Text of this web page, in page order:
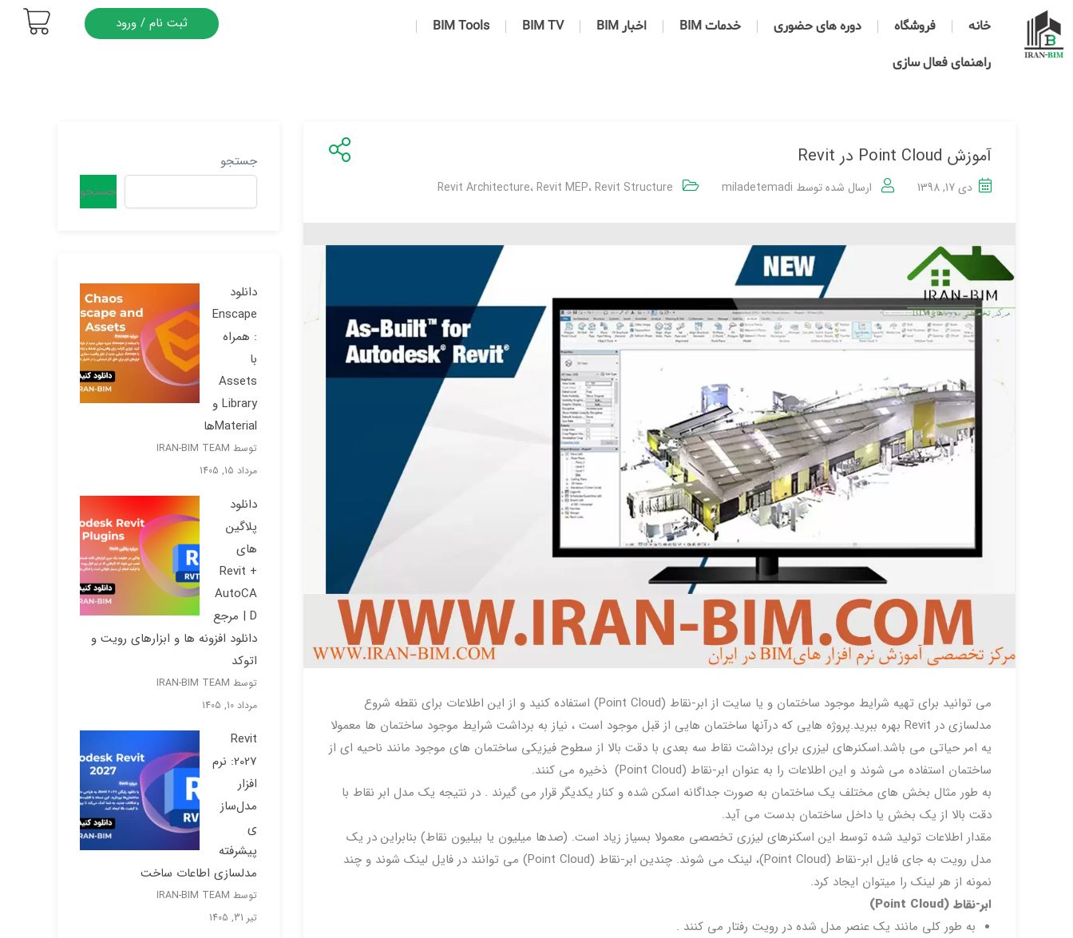
خانه فروشگاه دوره های حضوری خدمات BIM اخبار BIM BIM TV
BIM Tools
راهنمای فعال سازی
ثبت نام / ورود
آموزش Point Cloud در Revit
دی 17, 1398 ارسال شده توسط miladetemadi
Revit Architecture، Revit MEP، Revit Structure
می توانید برای تهیه شرایط موجود ساختمان و یا سایت از ابر-نقاط (Point Cloud) استفاده کنید و از این اطلاعات برای نقطه شروع
مدلسازی در Revit بهره ببرید.پروژه هایی که درآنها ساختمان هایی از قبل موجود است ، نیاز به برداشت شرایط موجود ساختمان ها معمولا
یه امر حیاتی می باشد.اسکنرهای لیزری برای برداشت نقاط سه بعدی با دقت بالا از سطوح فیزیکی ساختمان های موجود مانند ناحیه ای از
ساختمان استفاده می شوند و این اطلاعات را به عنوان ابر-نقاط (Point Cloud) ذخیره می کنند.
به طور مثال بخش های مختلف یک ساختمان به صورت جداگانه اسکن شده و کنار یکدیگر قرار می گیرند . در نتیجه یک مدل ابر نقاط با
دقت بالا از یک بخش یا داخل ساختمان بدست می آید.
مقدار اطلاعات تولید شده توسط این اسکنرهای لیزری تخصصی معمولا بسیاز زیاد است. (صدها میلیون یا بیلیون نقاط) بنابراین در یک
مدل رویت به جای فایل ابر-نقاط (Point Cloud)، لینک می شوند. چندین ابر-نقاط (Point Cloud) می توانند در فایل لینک شوند و چند
نمونه از هر لینک را میتوان ایجاد کرد.
ابر-نقاط (Point Cloud
)
به طور کلی مانند یک عنصر مدل شده در رویت رفتار می کنند .
جستجو
جستجو
دانلود
Enscape
: همراه
با
Assets
Library و
Materialها
توسط IRAN-BIM TEAM
مرداد 15, 1405
دانلود
پلاگین
های
Revit +
AutoCA
D | مرجع
دانلود افزونه ها و ابزارهای رویت و
اتوکد
توسط IRAN-BIM TEAM
مرداد 10, 1405
Revit
2027: نرم
افزار
مدل‌ساز
ی
پیشرفته
مدلسازی اطاعات ساخت
توسط IRAN-BIM TEAM
تیر 31, 1405